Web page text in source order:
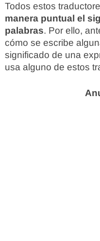
Todos estos
manera puntual el
palabras. Por ello,
cómo se escribe
significado de una
usa alguno de estos